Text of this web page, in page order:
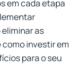
em cada etapa
as
investir em
para o seu